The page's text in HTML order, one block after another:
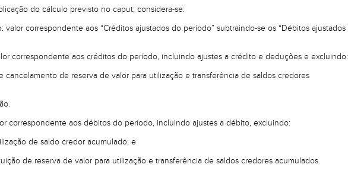
do cálculo previsto no caput, considera-se:
correspondente aos “Créditos ajustados do período” subtraindo-se os “Débitos ajustados
correspondente aos créditos do período, incluindo ajustes a crédito e deduções e excluindo:
cancelamento de reserva de valor para utilização e transferência de saldos credores
correspondente aos débitos do período, incluindo ajustes a débito, excluindo:
de saldo credor acumulado; e
de reserva de valor para utilização e transferência de saldos credores acumulados.